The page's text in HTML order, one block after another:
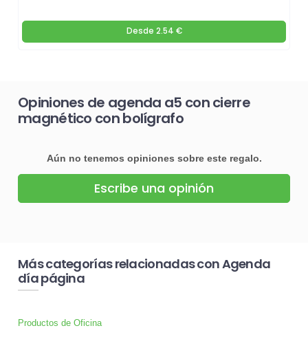
Desde 2.54 €
Opiniones de agenda a5 con cierre
magnético con bolígrafo
Aún no tenemos opiniones sobre este regalo.
Escribe una opinión
Más categorías relacionadas con Agenda
día página
Productos de Oficina